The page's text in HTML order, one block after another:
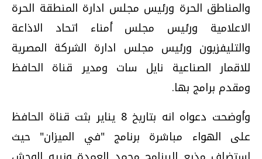
والمناطق الحرة ورئيس مجلس ادارة المنطقة الحرة
الاعلامية ورئيس مجلس أمناء اتحاد الاذاعة
والتليفزيون ورئيس مجلس ادارة الشركة المصرية
للاقمار الصناعية نايل سات ومدير قناة الحافظ
ومقدم برامج بها.
وأوضحت دعواه انه بتاريخ 8 يناير بثت قناة الحافظ
على الهواء مباشرة برنامج "في الميزان" حيث